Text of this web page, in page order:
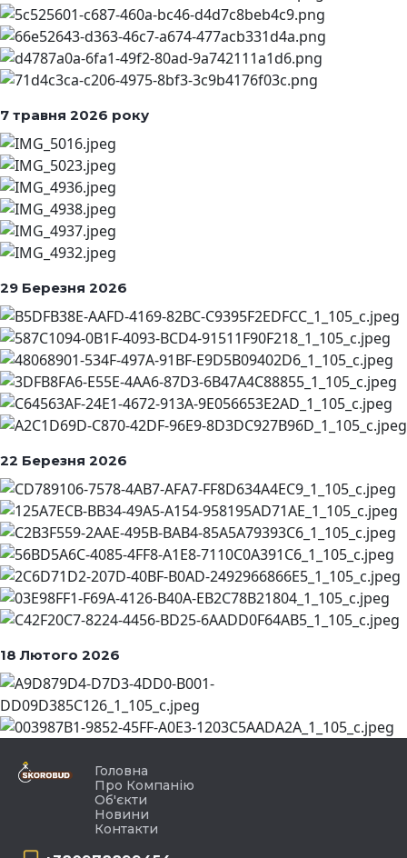
7 травня 2026 року
29 Березня 2026
22 Березня 2026
18 Лютого 2026
Головна
Про Компанію
Об'єкти
Новини
Контакти